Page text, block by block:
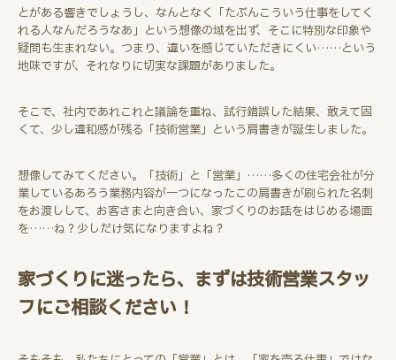
とがある響きでしょうし、なんとなく「たぶんこういう仕事をしてく
れる人なんだろうなあ」という想像の域を出ず、そこに特別な印象や
疑問も生まれない。つまり、違いを感じていただきにくい……という
地味ですが、それなりに切実な課題がありました。
そこで、社内であれこれと議論を重ね、試行錯誤した結果、敢えて固
くて、少し違和感が残る「技術営業」という肩書きが誕生しました。
想像してみてください。「技術」と「営業」……多くの住宅会社が分
業しているあろう業務内容が一つになったこの肩書きが刷られた名刺
をお渡しして、お客さまと向き合い、家づくりのお話をはじめる場面
を……ね？少しだけ気になりますよね？
家づくりに迷ったら、まずは技術営業スタッ
フにご相談ください ！